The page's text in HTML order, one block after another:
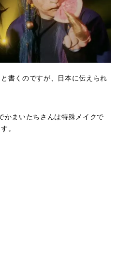
書くのですが、日本に伝えられ
かまいたちさんは特殊メイクで
。